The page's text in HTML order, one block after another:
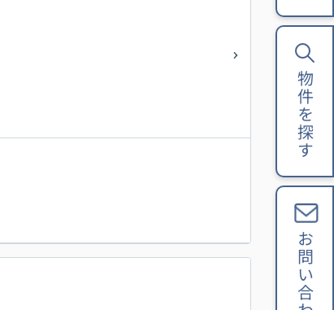
物件を探す
お問い合わせ